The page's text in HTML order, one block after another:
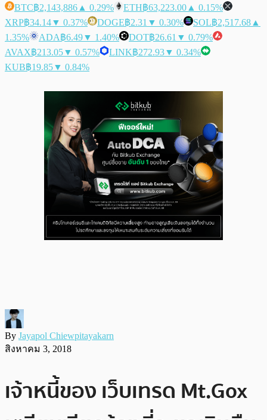
BTC฿2,143,886 ▲ 0.29% ETH฿63,223.00 ▲ 0.15%
XRP฿34.14▼ 0.37% DOGE฿2.31 ▼ 0.30% SOL฿2,517.68 ▲
1.35%
ADA฿6.49▼ 1.40% DOT฿26.61 ▼ 0.79%
AVAX฿213.05▼ 0.57% LINK฿272.93▼ 0.34%
KUB฿19.85▼ 0.84%
By Jayapol Chiewpitayakarn
สิงหาคม 3, 2018
เจ้าหนี้ของ เว็บเทรด Mt.Gox